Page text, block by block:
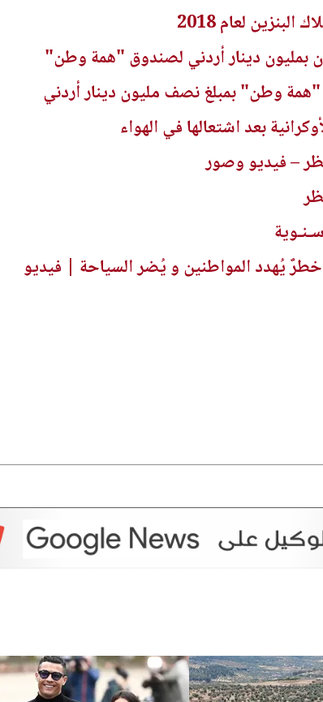
لعام 2018
بمليون دينار أردني لصندوق "همة وطن"
وطن" بمبلغ نصف مليون دينار أردني
بعد اشتعالها في الهواء
– فيديو وصور
يُهدد المواطنين و يُضر السياحة | فيديو